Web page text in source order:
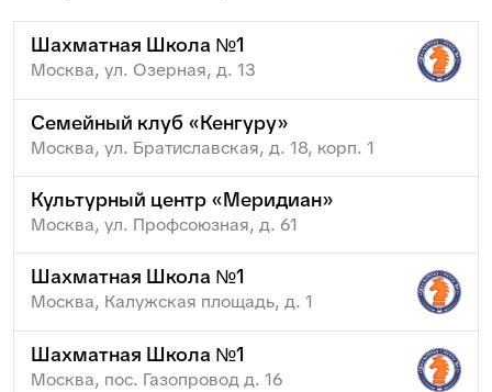
Шахматная Школа №1
Москва, ул. Озерная, д. 13
Семейный клуб «Кенгуру»
Москва, ул. Братиславская, д. 18, корп. 1
Культурный центр «Меридиан»
Москва, ул. Профсоюзная, д. 61
Шахматная Школа №1
Москва, Калужская площадь, д. 1
Шахматная Школа №1
Москва, пос. Газопровод д. 16